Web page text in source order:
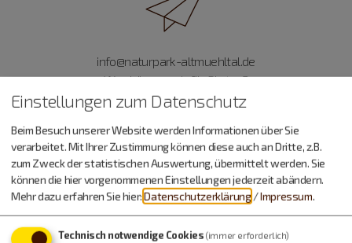
info@naturpark-altmuehltal.de
Was können wir für Sie tun?
Wir freuen uns auf Ihre Nachricht.
Prospekt-Bestellung
Infomaterial & Downloads
Einstellungen zum Datenschutz
Beim Besuch unserer Website werden Informationen über Sie
verarbeitet. Mit Ihrer Zustimmung können diese auch an Dritte, z.B.
zum Zweck der statistischen Auswertung, übermittelt werden. Sie
können die hier vorgenommenen Einstellungen jederzeit abändern.
Mehr dazu erfahren Sie hier:Datenschutzerklärung /Impressum.
Technisch notwendige Cookies (immer erforderlich)